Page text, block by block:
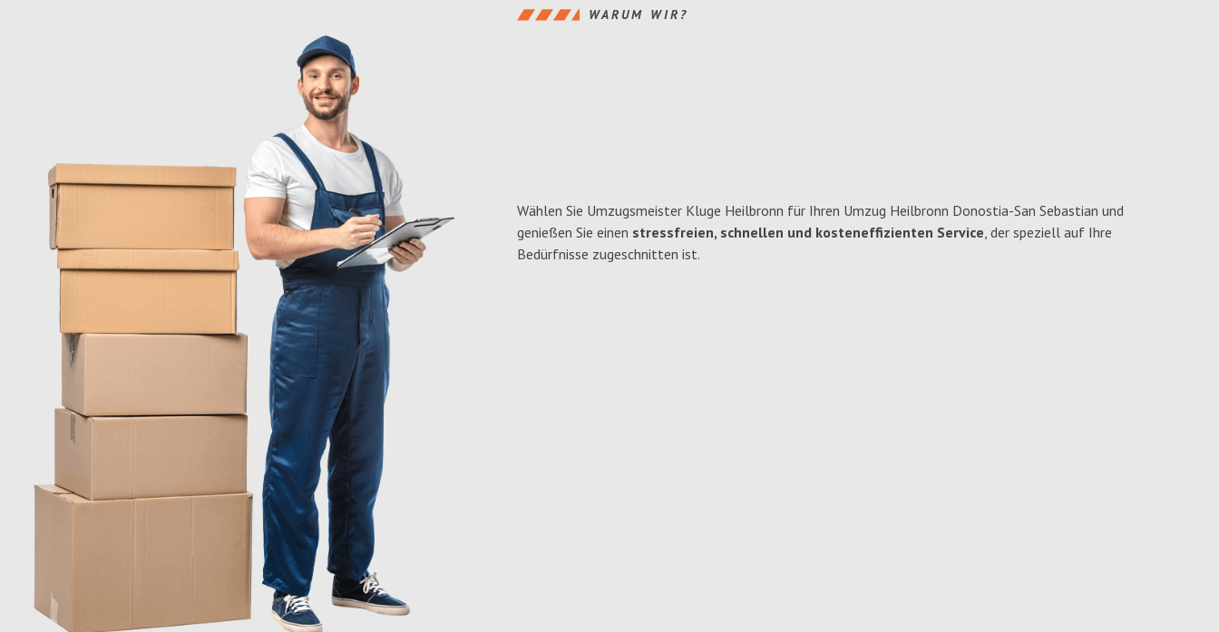
WARUM WIR?
Wählen Sie Umzugsmeister Kluge Heilbronn für Ihren Umzug Heilbronn Donostia-San Sebastian und
genießen Sie einen stressfreien, schnellen und kosteneffizienten Service, der speziell auf Ihre
Bedürfnisse zugeschnitten ist.